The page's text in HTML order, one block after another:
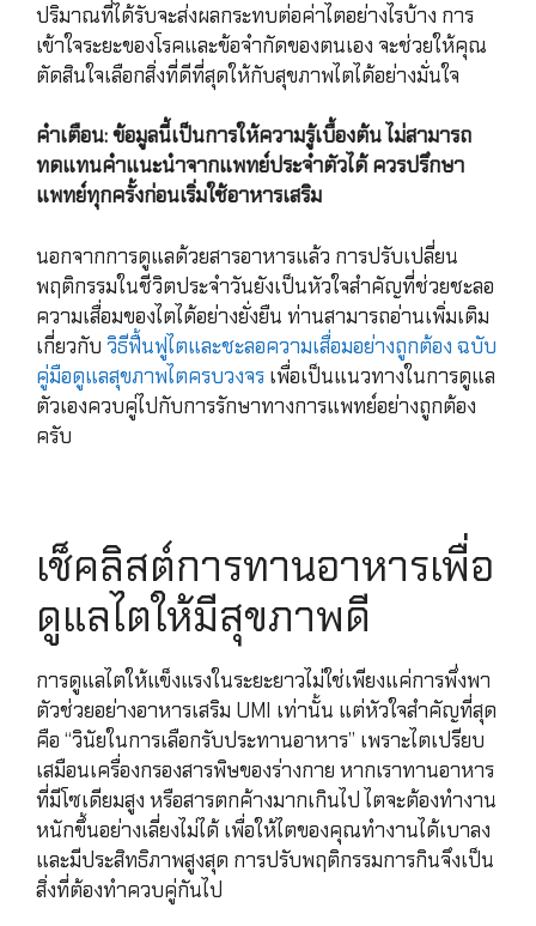
ปริมาณที่ได้รับจะส่งผลกระทบต่อค่าไตอย่างไรบ้าง การ
เข้าใจระยะของโรคและข้อจำกัดของตนเอง จะช่วยให้คุณ
ตัดสินใจเลือกสิ่งที่ดีที่สุดให้กับสุขภาพไตได้อย่างมั่นใจ
คำเตือน: ข้อมูลนี้เป็นการให้ความรู้เบื้องต้น ไม่สามารถ
ทดแทนคำแนะนำจากแพทย์ประจำตัวได้ ควรปรึกษา
แพทย์ทุกครั้งก่อนเริ่มใช้อาหารเสริม
นอกจากการดูแลด้วยสารอาหารแล้ว การปรับเปลี่ยน
พฤติกรรมในชีวิตประจำวันยังเป็นหัวใจสำคัญที่ช่วยชะลอ
ความเสื่อมของไตได้อย่างยั่งยืน ท่านสามารถอ่านเพิ่มเติม
เกี่ยวกับ วิธีฟื้นฟูไตและชะลอความเสื่อมอย่างถูกต้อง ฉบับ
คู่มือดูแลสุขภาพไตครบวงจร เพื่อเป็นแนวทางในการดูแล
ตัวเองควบคู่ไปกับการรักษาทางการแพทย์อย่างถูกต้อง
ครับ
เช็คลิสต์การทานอาหารเพื่อ
ดูแลไตให้มีสุขภาพดี
การดูแลไตให้แข็งแรงในระยะยาวไม่ใช่เพียงแค่การพึ่งพา
ตัวช่วยอย่างอาหารเสริม UMI เท่านั้น แต่หัวใจสำคัญที่สุด
คือ “วินัยในการเลือกรับประทานอาหาร” เพราะไตเปรียบ
เสมือนเครื่องกรองสารพิษของร่างกาย หากเราทานอาหาร
ที่มีโซเดียมสูง หรือสารตกค้างมากเกินไป ไตจะต้องทำงาน
หนักขึ้นอย่างเลี่ยงไม่ได้ เพื่อให้ไตของคุณทำงานได้เบาลง
และมีประสิทธิภาพสูงสุด การปรับพฤติกรรมการกินจึงเป็น
สิ่งที่ต้องทำควบคู่กันไป